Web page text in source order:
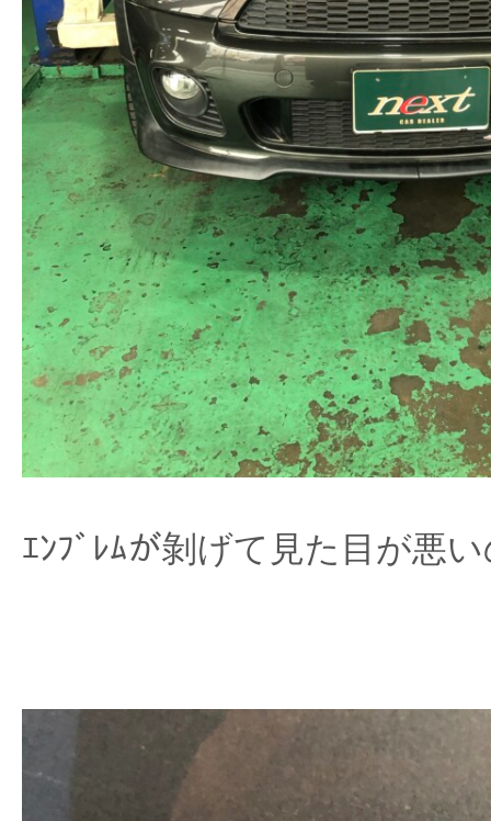
ｴﾝﾌﾞﾚﾑが剝げて見た目が悪